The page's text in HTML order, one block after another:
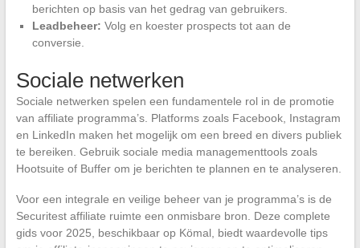
berichten op basis van het gedrag van gebruikers.
Leadbeheer: Volg en koester prospects tot aan de
conversie.
Sociale netwerken
Sociale netwerken spelen een fundamentele rol in de promotie
van affiliate programma’s. Platforms zoals Facebook, Instagram
en LinkedIn maken het mogelijk om een breed en divers publiek
te bereiken. Gebruik sociale media managementtools zoals
Hootsuite of Buffer om je berichten te plannen en te analyseren.
Voor een integrale en veilige beheer van je programma’s is de
Securitest affiliate ruimte een onmisbare bron. Deze complete
gids voor 2025, beschikbaar op Kömal, biedt waardevolle tips